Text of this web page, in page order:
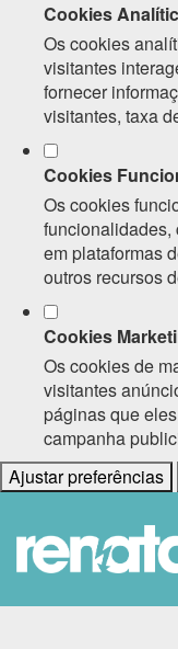
Cookies
Os cookies
visitantes
fornecer
visitantes, taxa
Cookies
Os cookies
funcionalidades,
em plataformas
outros recursos
Cookies
Os cookies de
visitantes
páginas que
campanha
Ajustar preferências